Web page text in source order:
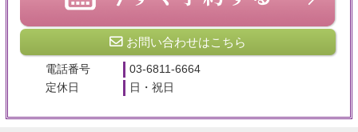
お問い合わせはこちら
電話番号
03-6811-6664
定休日
日・祝日